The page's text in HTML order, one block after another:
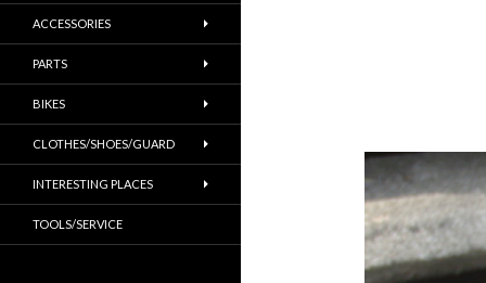
ACCESSORIES
PARTS
BIKES
CLOTHES/SHOES/GUARD
INTERESTING PLACES
TOOLS/SERVICE